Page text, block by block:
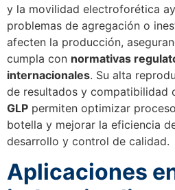
y la movilidad electroforética
problemas de agregación o
afecten la producción,
cumpla con normativas
internacionales. Su alta
de resultados y compatibilidad
GLP permiten optimizar
botella y mejorar la eficiencia
desarrollo y control de calidad.
Aplicaciones